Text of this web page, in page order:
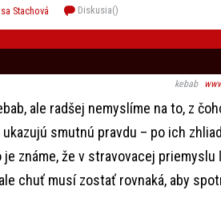
Stachová Diskusia()
kebab
ale radšej nemyslíme na to, z
smutnú pravdu – po ich
známe, že v stravovacej priemyslu
chuť musí zostať rovnaká, aby